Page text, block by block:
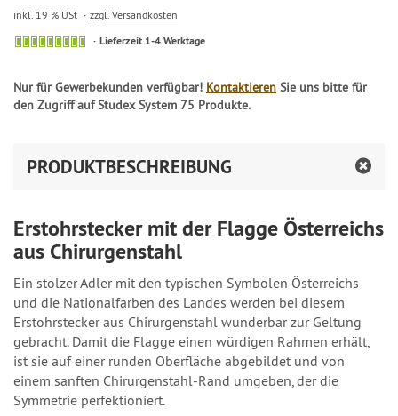
inkl. 19 % USt zzgl. Versandkosten
Lieferzeit 1-4 Werktage
Nur für Gewerbekunden verfügbar! Kontaktieren Sie uns bitte für
den Zugriff auf Studex System 75 Produkte.
PRODUKTBESCHREIBUNG
Erstohrstecker mit der Flagge Österreichs
aus Chirurgenstahl
Ein stolzer Adler mit den typischen Symbolen Österreichs
und die Nationalfarben des Landes werden bei diesem
Erstohrstecker aus Chirurgenstahl wunderbar zur Geltung
gebracht. Damit die Flagge einen würdigen Rahmen erhält,
ist sie auf einer runden Oberfläche abgebildet und von
einem sanften Chirurgenstahl-Rand umgeben, der die
Symmetrie perfektioniert.